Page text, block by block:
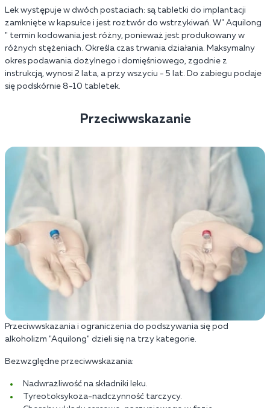
Lek występuje w dwóch postaciach: są tabletki do implantacji
zamknięte w kapsułce i jest roztwór do wstrzykiwań. W" Aquilong
" termin kodowania jest różny, ponieważ jest produkowany w
różnych stężeniach. Określa czas trwania działania. Maksymalny
okres podawania dożylnego i domięśniowego, zgodnie z
instrukcją, wynosi 2 lata, a przy wszyciu - 5 lat. Do zabiegu podaje
się podskórnie 8-10 tabletek.
Przeciwwskazanie
Przeciwwskazania i ograniczenia do podszywania się pod
alkoholizm "Aquilong" dzieli się na trzy kategorie.
Bezwzględne przeciwwskazania:
Nadwrażliwość na składniki leku.
Tyreotoksykoza-nadczynność tarczycy.